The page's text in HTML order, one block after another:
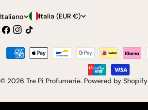
L
i
n
u
Italiano
P
a
e
s
e
Italia (EUR €)
Facebook
Instagram
Tic
© 2026 Tre Pi Profumerie. Powered by Shopify
Modalità